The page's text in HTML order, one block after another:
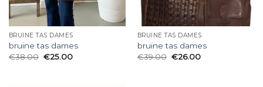
BRUINE TAS DAMES
bruine tas dames
€38.00 €25.00
BRUINE TAS DAMES
bruine tas dames
€39.00 €26.00